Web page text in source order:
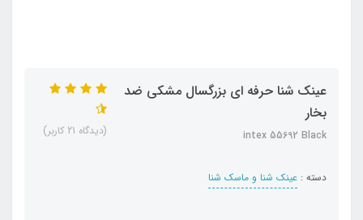
عینک شنا حرفه ای بزرگسال مشکی ضد
بخار
intex 55692 Black
دسته : عینک شنا و ماسک شنا
(دیدگاه 21 کاربر)